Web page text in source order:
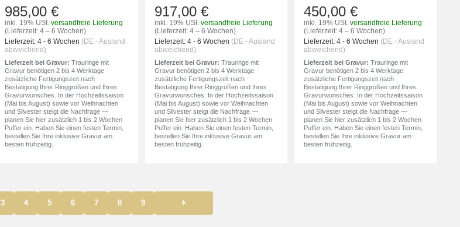
985,00 €
inkl. 19% USt. versandfreie Lieferung
(Lieferzeit: 4 – 6 Wochen)
Lieferzeit: 4 - 6 Wochen (DE - Ausland
abweichend)
Lieferzeit bei Gravur: Trauringe mit
Gravur benötigen 2 bis 4 Werktage
zusätzliche Fertigungszeit nach
Bestätigung Ihrer Ringgrößen und Ihres
Gravurwunsches. In der Hochzeitssaison
(Mai bis August) sowie vor Weihnachten
und Silvester steigt die Nachfrage —
planen Sie hier zusätzlich 1 bis 2 Wochen
Puffer ein. Haben Sie einen festen Termin,
bestellen Sie Ihre inklusive Gravur am
besten frühzeitig.
917,00 €
inkl. 19% USt. versandfreie Lieferung
(Lieferzeit: 4 – 6 Wochen)
Lieferzeit: 4 - 6 Wochen (DE - Ausland
abweichend)
Lieferzeit bei Gravur: Trauringe mit
Gravur benötigen 2 bis 4 Werktage
zusätzliche Fertigungszeit nach
Bestätigung Ihrer Ringgrößen und Ihres
Gravurwunsches. In der Hochzeitssaison
(Mai bis August) sowie vor Weihnachten
und Silvester steigt die Nachfrage —
planen Sie hier zusätzlich 1 bis 2 Wochen
Puffer ein. Haben Sie einen festen Termin,
bestellen Sie Ihre inklusive Gravur am
besten frühzeitig.
450,00 €
inkl. 19% USt. versandfreie Lieferung
(Lieferzeit: 4 – 6 Wochen)
Lieferzeit: 4 - 6 Wochen (DE - Ausland
abweichend)
Lieferzeit bei Gravur: Trauringe mit
Gravur benötigen 2 bis 4 Werktage
zusätzliche Fertigungszeit nach
Bestätigung Ihrer Ringgrößen und Ihres
Gravurwunsches. In der Hochzeitssaison
(Mai bis August) sowie vor Weihnachten
und Silvester steigt die Nachfrage —
planen Sie hier zusätzlich 1 bis 2 Wochen
Puffer ein. Haben Sie einen festen Termin,
bestellen Sie Ihre inklusive Gravur am
besten frühzeitig.
3 4 5 6 7 8 9